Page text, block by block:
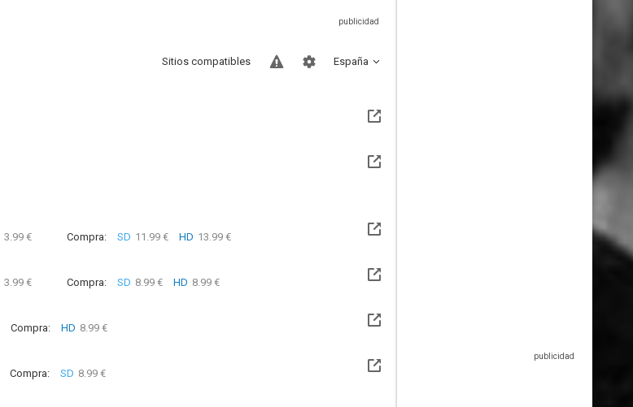
España
Sitios compatibles
3.99 € Compra: SD 11.99 € HD 13.99 €
3.99 € Compra: SD 8.99 € HD 8.99 €
Compra: HD 8.99 €
Compra: SD 8.99 €